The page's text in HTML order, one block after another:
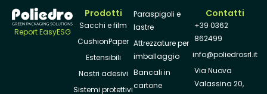
Report EasyESG
Prodotti
Sacchi e film
CushionPaper
Estensibili
Nastri adesivi
Sistemi protettivi
Paraspigoli e
lastre
Attrezzature per
imballaggio
Bancali in
cartone
Contatti
+39 0362
862499
info@poliedrosrl.it
Via Nuova
Valassina 20,